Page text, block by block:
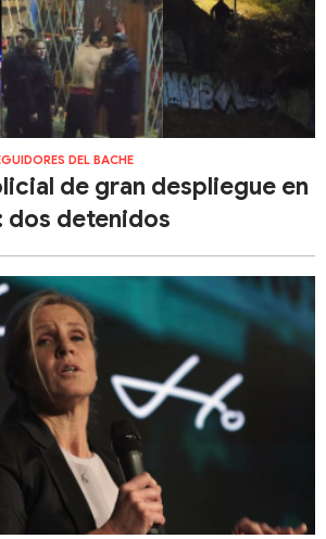
DEL BACHE
de gran despliegue en
dos detenidos